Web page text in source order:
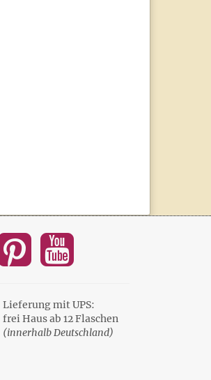
Lieferung mit UPS:
frei Haus ab 12 Flaschen
(innerhalb Deutschland)